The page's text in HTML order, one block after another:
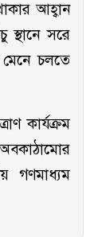
আহ্বান
স্থানে সরে
মেনে চলতে
কার্যক্রম
গণমাধ্যম